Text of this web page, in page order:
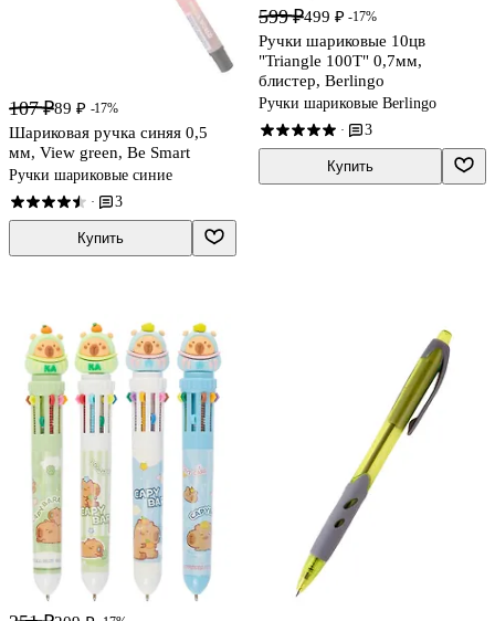
107 ₽89 ₽ -17%
Шариковая ручка синяя 0,5
мм, View green, Be Smart
Ручки шариковые синие
· 3
Купить
599 ₽499 ₽ -17%
Ручки шариковые 10цв
"Triangle 100T" 0,7мм,
блистер, Berlingo
Ручки шариковые Berlingo
· 3
Купить